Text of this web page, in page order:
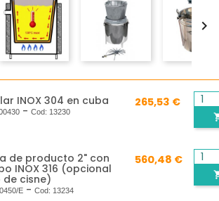

INOX 304 en cuba
- Cod: 13230
265,53 €
de producto 2" con
INOX 316 (opcional
de cisne)
E - Cod: 13234
560,48 €